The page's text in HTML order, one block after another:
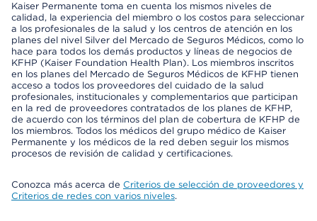
Kaiser Permanente toma en cuenta los mismos niveles de
calidad, la experiencia del miembro o los costos para seleccionar
a los profesionales de la salud y los centros de atención en los
planes del nivel Silver del Mercado de Seguros Médicos, como lo
hace para todos los demás productos y líneas de negocios de
KFHP (Kaiser Foundation Health Plan). Los miembros inscritos
en los planes del Mercado de Seguros Médicos de KFHP tienen
acceso a todos los proveedores del cuidado de la salud
profesionales, institucionales y complementarios que participan
en la red de proveedores contratados de los planes de KFHP,
de acuerdo con los términos del plan de cobertura de KFHP de
los miembros. Todos los médicos del grupo médico de Kaiser
Permanente y los médicos de la red deben seguir los mismos
procesos de revisión de calidad y certificaciones.
Conozca más acerca de Criterios de selección de proveedores y
Criterios de redes con varios niveles.